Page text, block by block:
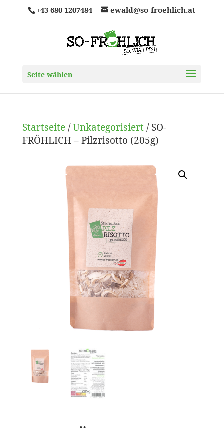
+43 680 1207484 ewald@so-froehlich.at
Seite wählen
Startseite/Unkategorisiert/ SO-
FRÖHLICH – Pilzrisotto (205g)